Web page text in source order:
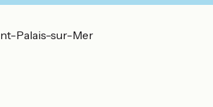
Palais-sur-Mer